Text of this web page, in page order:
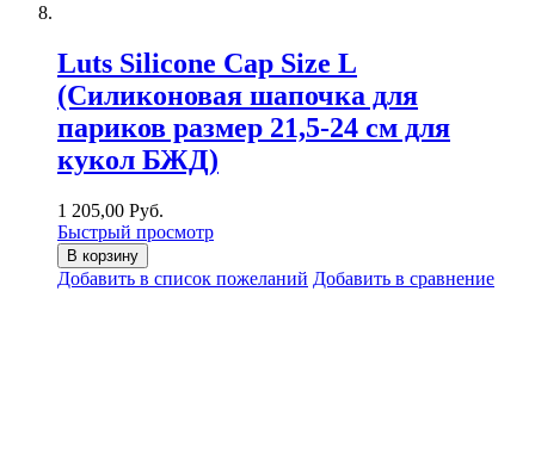
Luts Silicone Cap Size L
(Силиконовая шапочка для
париков размер 21,5-24 см для
кукол БЖД)
1 205,00 Руб.
Быстрый просмотр
В корзину
Добавить в список пожеланий Добавить в сравнение